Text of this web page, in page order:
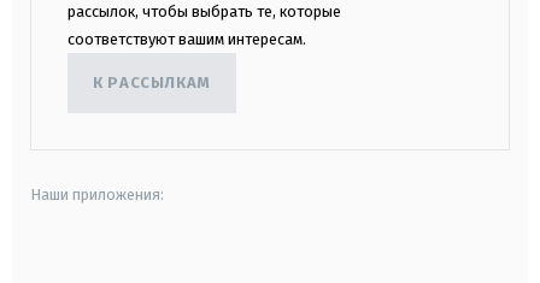
рассылок, чтобы выбрать те, которые
соответствуют вашим интересам.
К РАССЫЛКАМ
Наши приложения: